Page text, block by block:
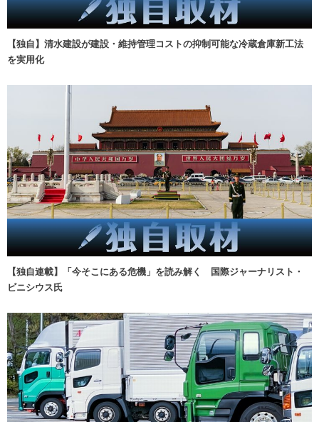
【独自】清水建設が建設・維持管理コストの抑制可能な冷蔵倉庫新工法
を実用化
【独自連載】「今そこにある危機」を読み解く 国際ジャーナリスト・
ビニシウス氏